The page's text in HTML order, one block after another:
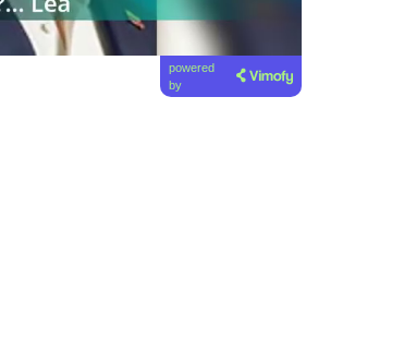
powered
by